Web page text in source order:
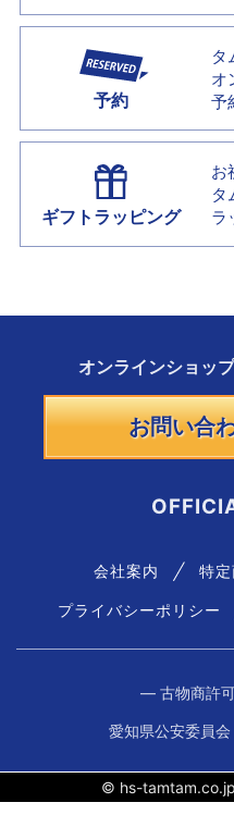
予約
タ
オ
予
ギフトラッピング
お
タ
ラ
オンラインショッ
お問い合
会社案内 特
プライバシーポリシー
― 古物商許
愛知県公安委員
© hs-